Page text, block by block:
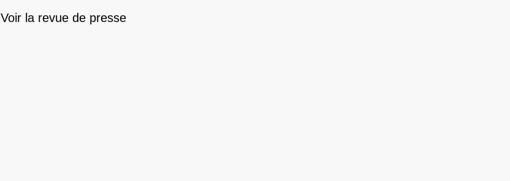
Voir la revue de presse